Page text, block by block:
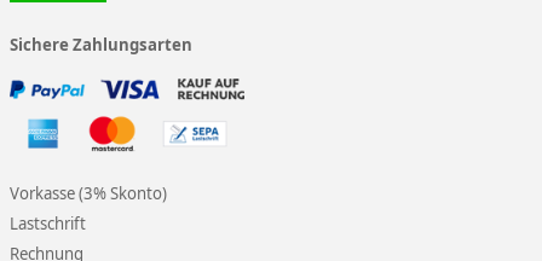
Sichere Zahlungsarten
Vorkasse (3% Skonto)
Lastschrift
Rechnung